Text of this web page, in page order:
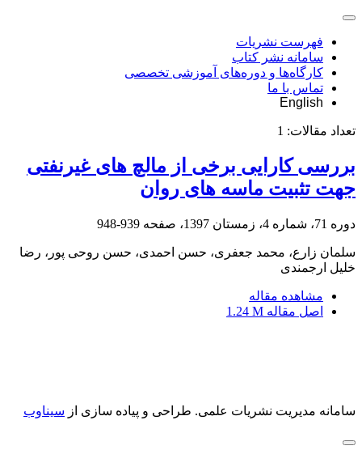
فهرست نشریات
سامانه نشر کتاب
کارگاه‌ها و دوره‌های آموزشی تخصصی
تماس با ما
English
تعداد مقالات: 1
بررسی کارایی برخی از مالچ های غیرنفتی
جهت تثبیت ماسه های روان
دوره 71، شماره 4، زمستان 1397، صفحه 939-948
سلمان زارع، محمد جعفری، حسن احمدی، حسن روحی پور، رضا
خلیل ارجمندی
مشاهده مقاله
اصل مقاله 1.24 M
سامانه مدیریت نشریات علمی. طراحی و پیاده سازی از سیناوب